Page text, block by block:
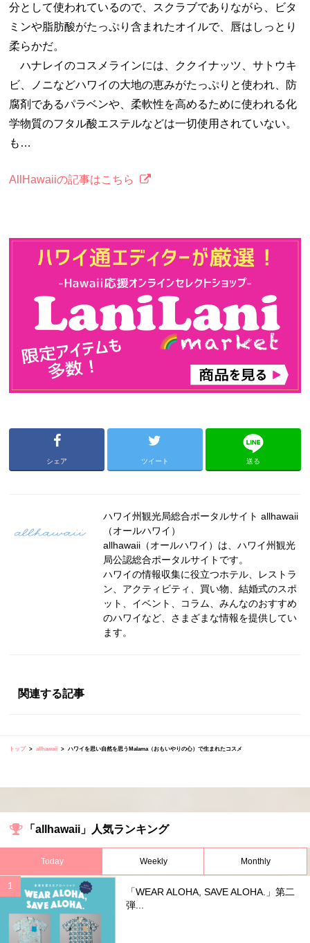
分として使われているので、スクラブでありながら、ビタ
ミンや脂肪酸がたっぷり含まれたオイルで、唇はしっとり
柔らかだ。
ハナレイのコスメラインには、ククイナッツ、サトウキ
ビ、ノニなどハワイの大地の恵みがたっぷりと使われ、防
腐剤であるパラベンや、柔軟性を高めるために使われる化
学物質のフタル酸エステルなどは一切使用されていない。
も…
AllHawaiiの記事はこちら
シェア ツイート 送る
ハワイ州観光局総合ポータルサイト allhawaii
（オールハワイ）
allhawaii（オールハワイ）は、ハワイ州観光
局公認総合ポータルサイトです。
ハワイの情報収集に役立つホテル、レストラ
ン、アクティビティ、買い物、結婚式のスポ
ット、イベント、コラム、みんなのおすすめ
のハワイなど、さまざまな情報を提供してい
ます。
関連する記事
トップ allhawaii ハワイを思い自然を思うMalama（おもいやりの心）で生まれたコスメ
「allhawaii」人気ランキング
Today Weekly Monthly
「WEAR ALOHA, SAVE ALOHA.」第二
弾...